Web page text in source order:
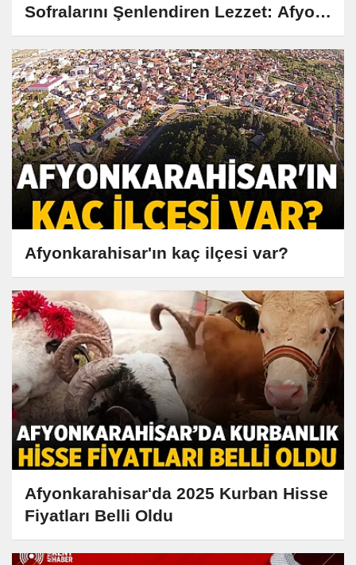
Sofralarını Şenlendiren Lezzet: Afyon
Kebabı Tarifi ve Hikayesi
Afyonkarahisar'ın kaç ilçesi var?
Afyonkarahisar'da 2025 Kurban Hisse
Fiyatları Belli Oldu